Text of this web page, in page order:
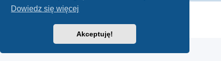
Dowiedz się więcej
Akceptuję!
Technologię dostarcza